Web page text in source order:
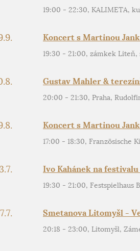
19:00 - 22:30, KALIMETA,
Koncert s Martinou
19:30 - 21:00, zámkek Liteň,
Gustav Mahler &
20:00 - 21:30, Praha,
Koncert s Martinou
17:00 - 18:30, Französische
Ivo Kahánek na
19:30 - 21:00, Festspielhaus
7.7. Smetanova Litomyšl -
20:18 - 23:00, Litomyšl,